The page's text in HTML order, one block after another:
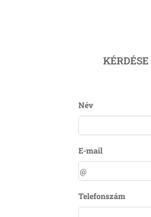
Név
E-mail
Telefonszám